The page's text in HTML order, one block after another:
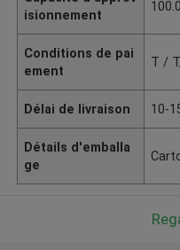
isionnement
Conditions de pai
ement
T /
Délai de livraison 10-
Détails d'emballa
ge